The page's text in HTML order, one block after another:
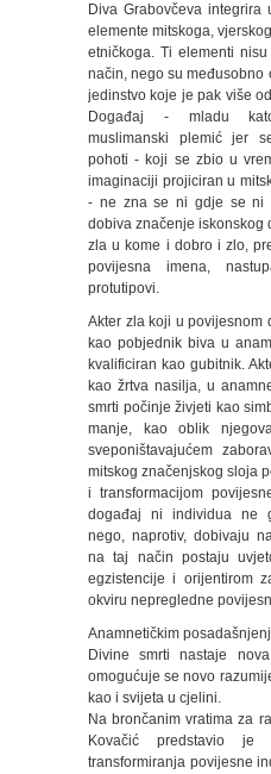
Diva Grabovčeva integrira
elemente mitskoga,
etničkoga. Ti elementi
način, nego su međusobno
jedinstvo koje je pak više
Događaj - mladu
muslimanski plemić jer
pohoti - koji se zbio u
imaginaciji projiciran u
- ne zna se ni gdje se ni
dobiva značenje iskonskog
zla u kome i dobro i zlo,
povijesna imena,
protutipovi.
Akter zla koji u povijesnom
kao pobjednik biva u
kvalificiran kao gubitnik.
kao žrtva nasilja, u
smrti počinje živjeti kao
manje, kao oblik
sveponištavajućem
mitskog značenjskog sloja
i transformacijom
događaj ni individua ne
nego, naprotiv, dobivaju
na taj način postaju
egzistencije i orijentirom
okviru nepregledne
Anamnetičkim
Divine smrti nastaje
omogućuje se novo
kao i svijeta u cjelini.
Na brončanim vratima za
Kovačić predstavio je
transformiranja povijesne